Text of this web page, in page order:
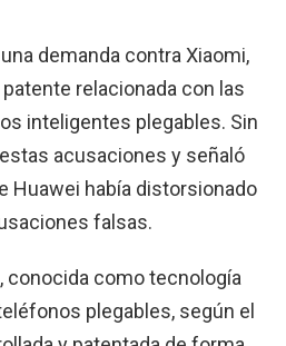
demanda contra Xiaomi,
relacionada con las
inteligentes plegables. Sin
acusaciones y señaló
Huawei había distorsionado
falsas.
conocida como tecnología
plegables, según el